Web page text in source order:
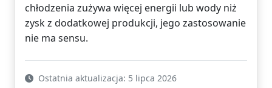
chłodzenia zużywa więcej energii lub wody niż
zysk z dodatkowej produkcji, jego zastosowanie
nie ma sensu.
Ostatnia aktualizacja: 5 lipca 2026